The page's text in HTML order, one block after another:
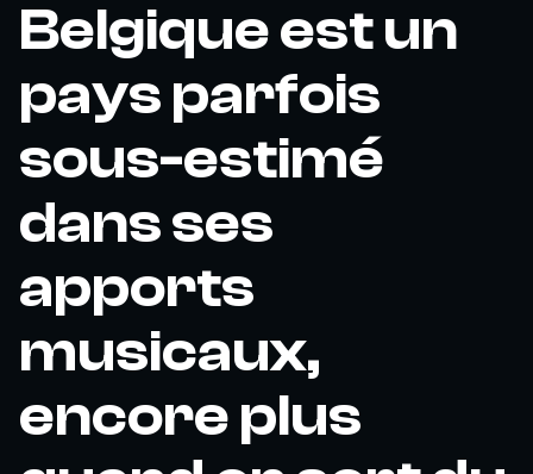
Belgique est un
pays parfois
sous-estimé
dans ses
apports
musicaux,
encore plus